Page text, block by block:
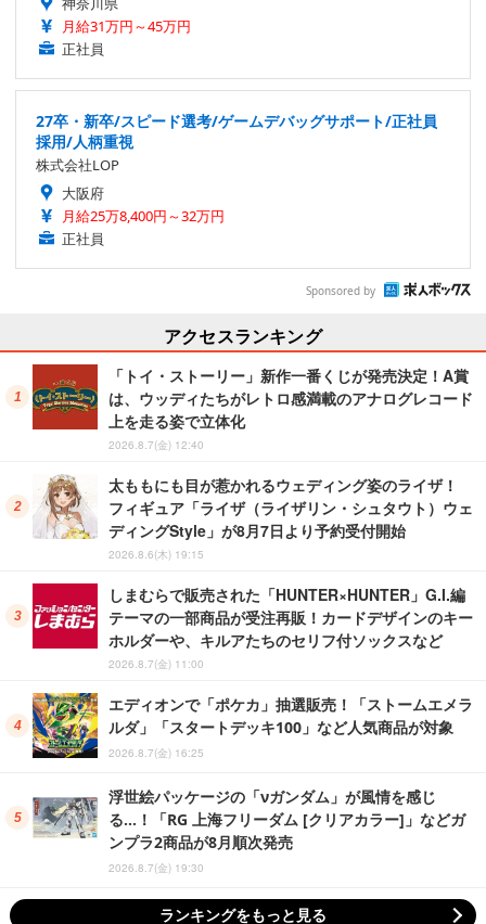
月給31万円～45万円
正社員
27卒・新卒/スピード選考/ゲームデバッグサポート/正社員
採用/人柄重視
株式会社LOP
大阪府
月給25万8,400円～32万円
正社員
Sponsored by
アクセスランキング
「トイ・ストーリー」新作一番くじが発売決定！A賞
は、ウッディたちがレトロ感満載のアナログレコード
上を走る姿で立体化
2026.8.7(金) 12:40
太ももにも目が惹かれるウェディング姿のライザ！
フィギュア「ライザ（ライザリン・シュタウト）ウェ
ディングStyle」が8月7日より予約受付開始
2026.8.6(木) 19:15
しまむらで販売された「HUNTER×HUNTER」G.I.編
テーマの一部商品が受注再販！カードデザインのキー
ホルダーや、キルアたちのセリフ付ソックスなど
2026.8.7(金) 11:00
エディオンで「ポケカ」抽選販売！「ストームエメラ
ルダ」「スタートデッキ100」など人気商品が対象
2026.8.7(金) 16:25
浮世絵パッケージの「νガンダム」が風情を感じ
る…！「RG 上海フリーダム [クリアカラー]」などガ
ンプラ2商品が8月順次発売
2026.8.7(金) 19:30
ランキングをもっと見る